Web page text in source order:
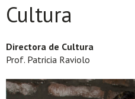
Cultura
Directora de Cultura
Prof. Patricia Raviolo